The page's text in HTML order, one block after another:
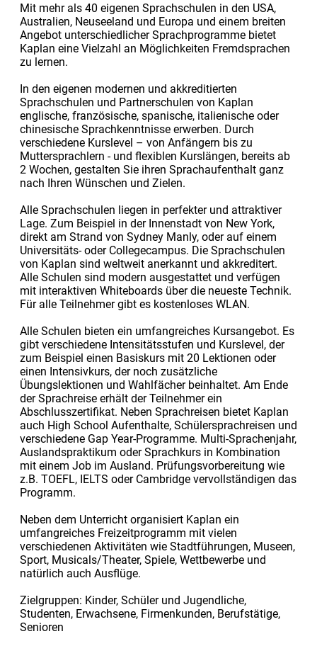
Mit mehr als 40 eigenen Sprachschulen in den USA,
Australien, Neuseeland und Europa und einem breiten
Angebot unterschiedlicher Sprachprogramme bietet
Kaplan eine Vielzahl an Möglichkeiten Fremdsprachen
zu lernen.
In den eigenen modernen und akkreditierten
Sprachschulen und Partnerschulen von Kaplan
englische, französische, spanische, italienische oder
chinesische Sprachkenntnisse erwerben. Durch
verschiedene Kurslevel – von Anfängern bis zu
Muttersprachlern - und flexiblen Kurslängen, bereits ab
2 Wochen, gestalten Sie ihren Sprachaufenthalt ganz
nach Ihren Wünschen und Zielen.
Alle Sprachschulen liegen in perfekter und attraktiver
Lage. Zum Beispiel in der Innenstadt von New York,
direkt am Strand von Sydney Manly, oder auf einem
Universitäts- oder Collegecampus. Die Sprachschulen
von Kaplan sind weltweit anerkannt und akkreditert.
Alle Schulen sind modern ausgestattet und verfügen
mit interaktiven Whiteboards über die neueste Technik.
Für alle Teilnehmer gibt es kostenloses WLAN.
Alle Schulen bieten ein umfangreiches Kursangebot. Es
gibt verschiedene Intensitätsstufen und Kurslevel, der
zum Beispiel einen Basiskurs mit 20 Lektionen oder
einen Intensivkurs, der noch zusätzliche
Übungslektionen und Wahlfächer beinhaltet. Am Ende
der Sprachreise erhält der Teilnehmer ein
Abschlusszertifikat. Neben Sprachreisen bietet Kaplan
auch High School Aufenthalte, Schülersprachreisen und
verschiedene Gap Year-Programme. Multi-Sprachenjahr,
Auslandspraktikum oder Sprachkurs in Kombination
mit einem Job im Ausland. Prüfungsvorbereitung wie
z.B. TOEFL, IELTS oder Cambridge vervollständigen das
Programm.
Neben dem Unterricht organisiert Kaplan ein
umfangreiches Freizeitprogramm mit vielen
verschiedenen Aktivitäten wie Stadtführungen, Museen,
Sport, Musicals/Theater, Spiele, Wettbewerbe und
natürlich auch Ausflüge.
Zielgruppen: Kinder, Schüler und Jugendliche,
Studenten, Erwachsene, Firmenkunden, Berufstätige,
Senioren